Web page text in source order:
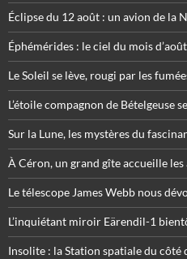
Éclipse du 12 août : un avion de la
Éphémérides : le ciel du mois
Le Soleil se lève, rougi par les
L’étoile compagnon de Bételgeuse
Sur la Lune, les mystères du
À Céron, un grand gîte accueille
Le télescope James Webb nous
L’inquiétant miroir Eärendil-1
Insolite : la Station spatiale du côté